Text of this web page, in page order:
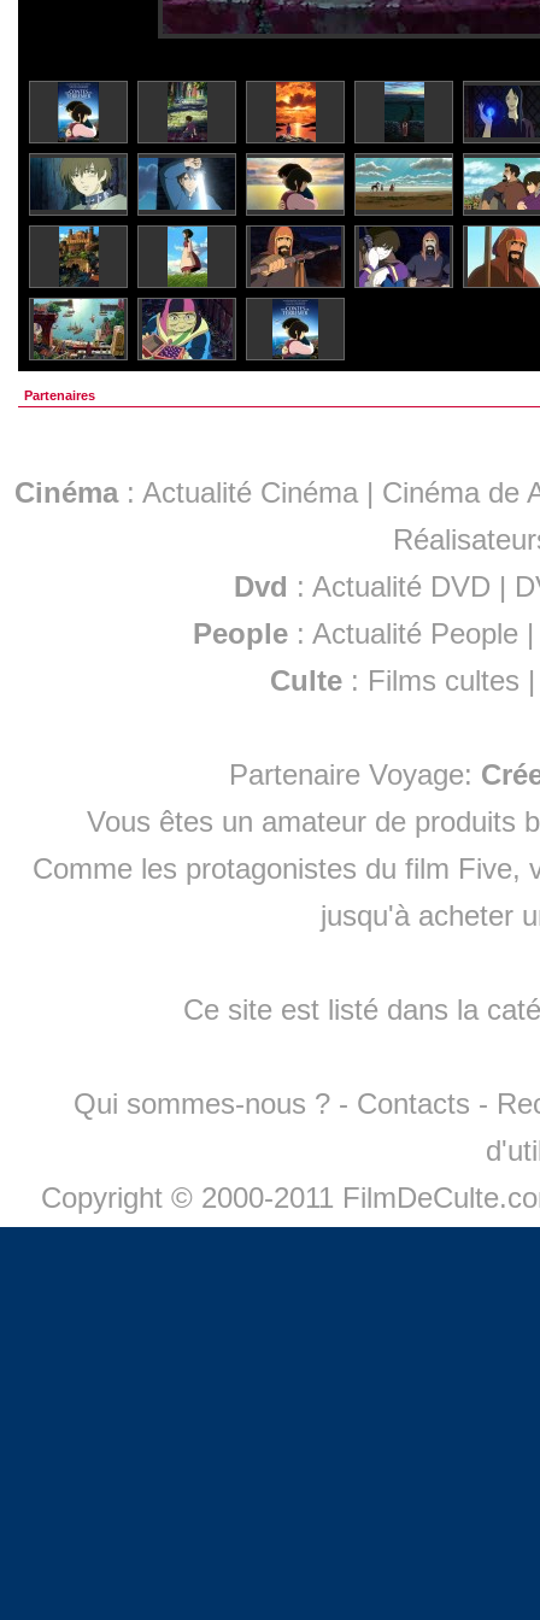
Partenaires
Cinéma: Actualité Cinéma | Cinéma de
Dvd : Actualité DVD |
People :Actualité People
Culte : Films cultes
Partenaire Voyage:
Vous êtes un amateur de produits
Comme les protagonistes du film Five,
jusqu'à acheter
Ce site est listé dans la
Qui sommes-nous ? - Contacts -
Copyright © 2000-2011